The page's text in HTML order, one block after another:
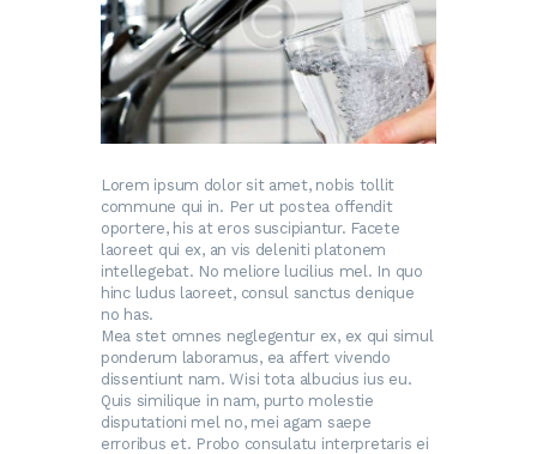
Lorem ipsum dolor sit amet, nobis tollit
commune qui in. Per ut postea offendit
oportere, his at eros suscipiantur. Facete
laoreet qui ex, an vis deleniti platonem
intellegebat. No meliore lucilius mel. In quo
hinc ludus laoreet, consul sanctus denique
no has.
Mea stet omnes neglegentur ex, ex qui simul
ponderum laboramus, ea affert vivendo
dissentiunt nam. Wisi tota albucius ius eu.
Quis similique in nam, purto molestie
disputationi mel no, mei agam saepe
erroribus et. Probo consulatu interpretaris ei